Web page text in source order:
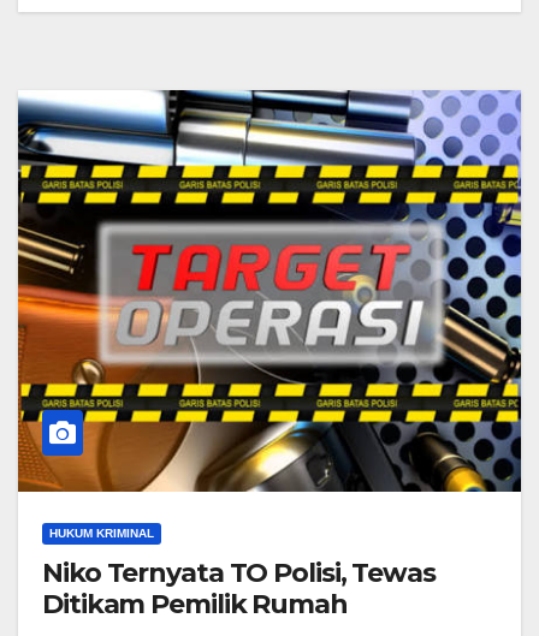
HUKUM KRIMINAL
Niko Ternyata TO Polisi, Tewas
Ditikam Pemilik Rumah